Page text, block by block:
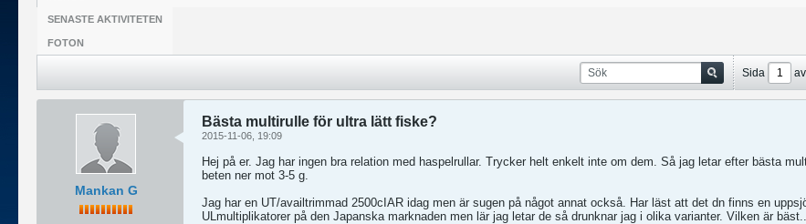
SENASTE AKTIVITETEN
FOTON
Sida av
Mankan G
Bästa multirulle för ultra lätt fiske?
2015-11-06, 19:09
Hej på er. Jag har ingen bra relation med haspelrullar. Trycker helt enkelt inte om dem. Så jag letar efter bästa
beten ner mot 3-5 g.
Jag har en UT/availtrimmad 2500cIAR idag men är sugen på något annat också. Har läst att det dn finns en
ULmultiplikatorer på den Japanska marknaden men lär jag letar de så drunknar jag i olika varianter. Vilken är